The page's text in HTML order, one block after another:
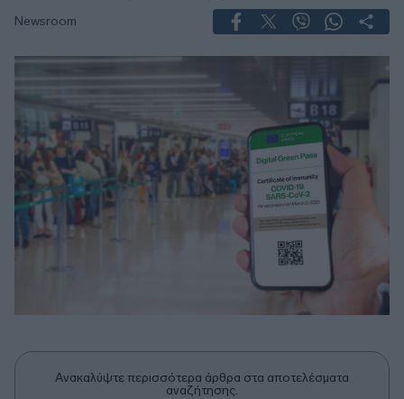
Newsroom
Ανακαλύψτε περισσότερα άρθρα στα αποτελέσματα
αναζήτησης.